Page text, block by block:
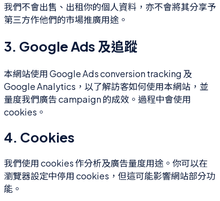
我們不會出售、出租你的個人資料，亦不會將其分享予
第三方作他們的市場推廣用途。
3. Google Ads 及追蹤
本網站使用 Google Ads conversion tracking 及
Google Analytics，以了解訪客如何使用本網站，並
量度我們廣告 campaign 的成效。過程中會使用
cookies。
4. Cookies
我們使用 cookies 作分析及廣告量度用途。你可以在
瀏覽器設定中停用 cookies，但這可能影響網站部分功
能。